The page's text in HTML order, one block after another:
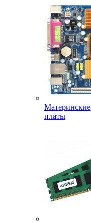
Материнские
платы